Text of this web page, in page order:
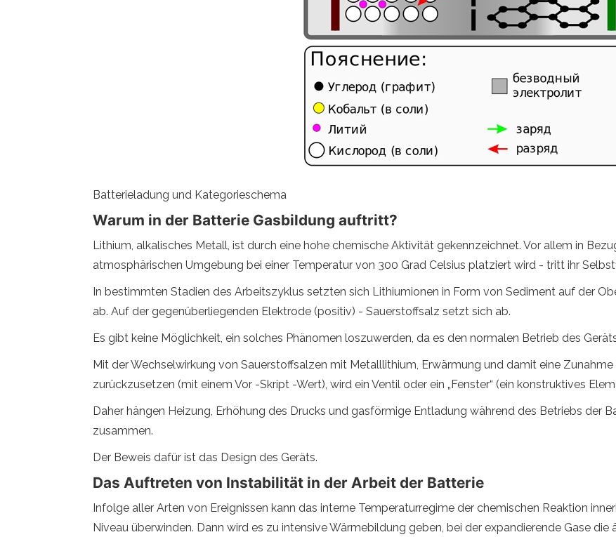
Batterieladung und Kategorieschema
Warum in der Batterie Gasbildung auftritt?
Lithium, alkalisches Metall, ist durch eine hohe chemische Aktivität gekennzeichnet. Vor allem in
atmosphärischen Umgebung bei einer Temperatur von 300 Grad Celsius platziert wird - tritt ihr
In bestimmten Stadien des Arbeitszyklus setzten sich Lithiumionen in Form von Sediment auf der
ab. Auf der gegenüberliegenden Elektrode (positiv) - Sauerstoffsalz setzt sich ab.
Es gibt keine Möglichkeit, ein solches Phänomen loszuwerden, da es den normalen Betrieb des
Mit der Wechselwirkung von Sauerstoffsalzen mit Metalllithium, Erwärmung und damit eine
zurückzusetzen (mit einem Vor -Skript -Wert), wird ein Ventil oder ein „Fenster“ (ein konstruktives
Daher hängen Heizung, Erhöhung des Drucks und gasförmige Entladung während des Betriebs der
zusammen.
Der Beweis dafür ist das Design des Geräts.
Das Auftreten von Instabilität in der Arbeit der Batterie
Infolge aller Arten von Ereignissen kann das interne Temperaturregime der chemischen Reaktion
Niveau überwinden. Dann wird es zu intensive Wärmebildung geben, bei der expandierende Gase